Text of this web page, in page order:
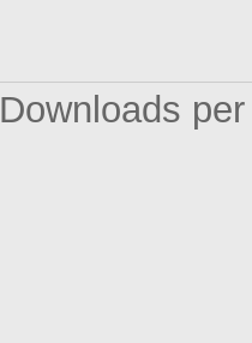
Downloads